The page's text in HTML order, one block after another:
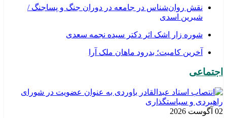
نقش روان‌شناس در جامعه در دوران جنگ و پساجنگ /
شیرین اسدی
شوره زار اشک اثر دکتر سیده نجمه سعدی
​آخرین کامیت؛ بدرود ماهان ملک آرا
اجتماعی
02 آگوست 2026